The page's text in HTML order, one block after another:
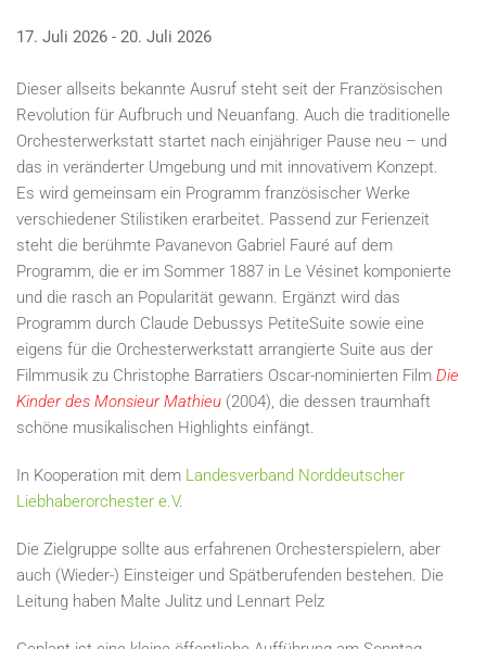
17. Juli 2026 - 20. Juli 2026
Dieser allseits bekannte Ausruf steht seit der Französischen
Revolution für Aufbruch und Neuanfang. Auch die traditionelle
Orchesterwerkstatt startet nach einjähriger Pause neu – und
das in veränderter Umgebung und mit innovativem Konzept.
Es wird gemeinsam ein Programm französischer Werke
verschiedener Stilistiken erarbeitet. Passend zur Ferienzeit
steht die berühmte Pavanevon Gabriel Fauré auf dem
Programm, die er im Sommer 1887 in Le Vésinet komponierte
und die rasch an Popularität gewann. Ergänzt wird das
Programm durch Claude Debussys PetiteSuite sowie eine
eigens für die Orchesterwerkstatt arrangierte Suite aus der
Filmmusik zu Christophe Barratiers Oscar-nominierten Film Die
Kinder des Monsieur Mathieu (2004), die dessen traumhaft
schöne musikalischen Highlights einfängt.
In Kooperation mit dem Landesverband Norddeutscher
Liebhaberorchester e.V.
Die Zielgruppe sollte aus erfahrenen Orchesterspielern, aber
auch (Wieder-) Einsteiger und Spätberufenden bestehen. Die
Leitung haben Malte Julitz und Lennart Pelz